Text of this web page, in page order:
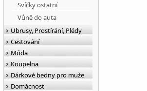
Svíčky ostatní
Vůně do auta
Ubrusy, Prostírání, Plédy
Cestování
Móda
Koupelna
Dárkové bedny pro muže
Domácnost